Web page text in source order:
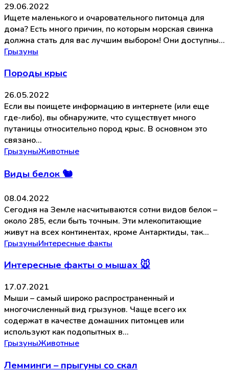
29.06.2022
Ищете маленького и очаровательного питомца для
дома? Есть много причин, по которым морская свинка
должна стать для вас лучшим выбором! Они доступны…
Грызуны
Породы крыс
26.05.2022
Если вы поищете информацию в интернете (или еще
где-либо), вы обнаружите, что существует много
путаницы относительно пород крыс. В основном это
связано…
ГрызуныЖивотные
Виды белок 🐿️
08.04.2022
Сегодня на Земле насчитываются сотни видов белок –
около 285, если быть точным. Эти млекопитающие
живут на всех континентах, кроме Антарктиды, так…
ГрызуныИнтересные факты
Интересные факты о мышах 🐭
17.07.2021
Мыши – самый широко распространенный и
многочисленный вид грызунов. Чаще всего их
содержат в качестве домашних питомцев или
используют как подопытных в…
ГрызуныЖивотные
Лемминги – прыгуны со скал